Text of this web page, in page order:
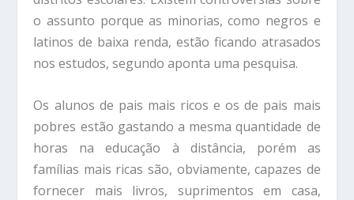
o assunto porque as minorias, como negros e
latinos de baixa renda, estão ficando atrasados
nos estudos, segundo aponta uma pesquisa.
Os alunos de pais mais ricos e os de pais mais
pobres estão gastando a mesma quantidade de
horas na educação à distância, porém as
famílias mais ricas são, obviamente, capazes de
fornecer mais livros, suprimentos em casa,